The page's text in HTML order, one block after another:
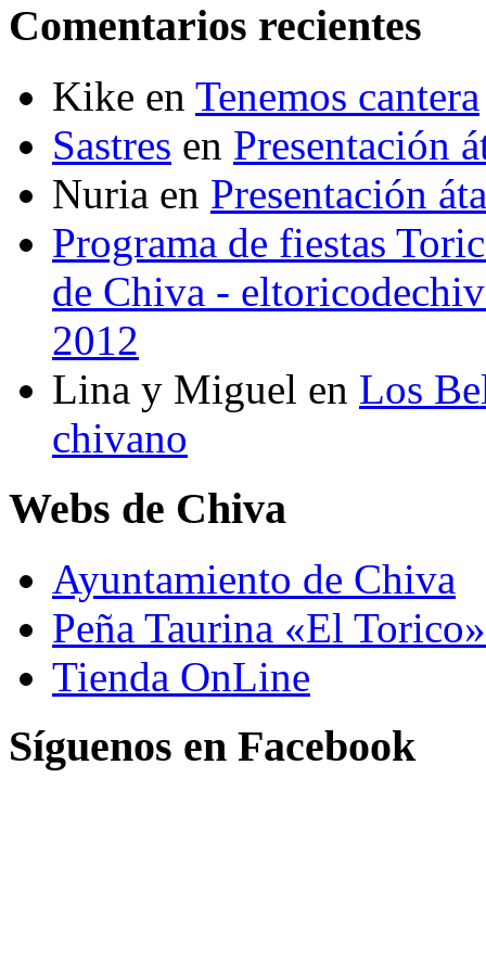
Comentarios recientes
Kike en Tenemos cantera
Sastres en Presentación
Nuria en Presentación
Programa de fiestas
de Chiva -
2012
Lina y Miguel en Los
chivano
Webs de Chiva
Ayuntamiento de Chiva
Peña Taurina «El Torico»
Tienda OnLine
Síguenos en Facebook